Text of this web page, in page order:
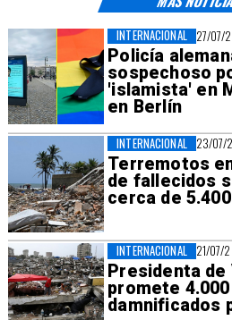
27/07/
Policía
sospechoso
'islamista' en
en Berlín
INTERNACIONAL
23/07/
Terremotos
de fallecidos
cerca de 5.400
INTERNACIONAL
21/07/
Presidenta de
promete
damnificados
INTERNACIONAL